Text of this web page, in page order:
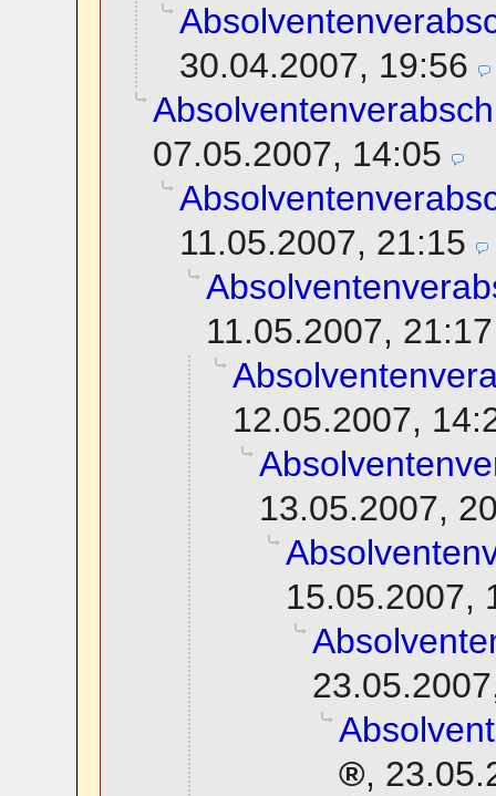
30.04.2007, 19:56
07.05.2007, 14:05
11.05.2007, 21:15
11.05.2007, 21:17
12.05.2007,
13.05.2007,
15.05.2007,
,